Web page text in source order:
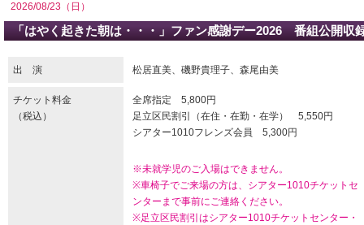
2026/08/23（日）
「はやく起きた朝は・・・」ファン感謝デー2026 番組公開収
出 演 松居直美、磯野貴理子、森尾由美
チケット料金
（税込）
全席指定 5,800円
足立区民割引（在住・在勤・在学） 5,550円
シアター1010フレンズ会員 5,300円
※未就学児のご入場はできません。
※車椅子でご来場の方は、シアター1010チケットセ
ンターまで事前にご連絡ください。
※足立区民割引はシアター1010チケットセンター・